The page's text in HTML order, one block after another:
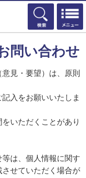
検索
問い合わせ
見・要望）は、原則
入をお願いいたしま
いただくことがあり
は、個人情報に関す
せていただく場合が